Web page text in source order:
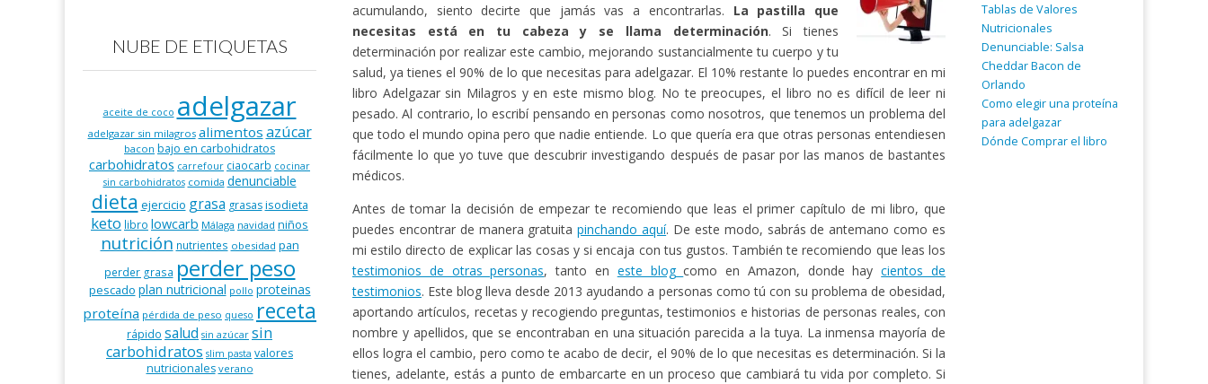
acumulando, siento decirte que jamás vas a encontrarlas. La pastilla que
necesitas está en tu cabeza y se llama determinación. Si tienes
determinación por realizar este cambio, mejorando sustancialmente tu cuerpo y tu
salud, ya tienes el 90% de lo que necesitas para adelgazar. El 10% restante lo puedes encontrar en mi
libro Adelgazar sin Milagros y en este mismo blog. No te preocupes, el libro no es difícil de leer ni
pesado. Al contrario, lo escribí pensando en personas como nosotros, que tenemos un problema del
que todo el mundo opina pero que nadie entiende. Lo que quería era que otras personas entendiesen
fácilmente lo que yo tuve que descubrir investigando después de pasar por las manos de bastantes
médicos.
Antes de tomar la decisión de empezar te recomiendo que leas el primer capítulo de mi libro, que
puedes encontrar de manera gratuitapinchando aquí. De este modo, sabrás de antemano como es
mi estilo directo de explicar las cosas y si encaja con tus gustos. También te recomiendo que leas los
testimonios de otras personas, tanto en este blogcomo en Amazon, donde haycientos de
testimonios. Este blog lleva desde 2013 ayudando a personas como tú con su problema de obesidad,
aportando artículos, recetas y recogiendo preguntas, testimonios e historias de personas reales, con
nombre y apellidos, que se encontraban en una situación parecida a la tuya. La inmensa mayoría de
ellos logra el cambio, pero como te acabo de decir, el 90% de lo que necesitas es determinación. Si la
tienes, adelante, estás a punto de embarcarte en un proceso que cambiará tu vida por completo. Si
NUBE DE ETIQUETAS
aceite de coco adelgazar
adelgazar sin milagros alimentos azúcar
bacon bajo en carbohidratos
carbohidratos carrefour ciaocarb cocinar
sin carbohidratos comida denunciable
dieta ejercicio grasa grasas isodieta
keto libro lowcarb Málaga navidad niños
nutrición nutrientes obesidad pan
perder grasa perder peso
pescado plan nutricional pollo proteinas
proteína pérdida de peso queso receta
rápido salud sin azúcar sin
carbohidratos slim pasta valores
nutricionales verano
Tablas de Valores
Nutricionales
Denunciable: Salsa
Cheddar Bacon de
Orlando
Como elegir una proteína
para adelgazar
Dónde Comprar el libro